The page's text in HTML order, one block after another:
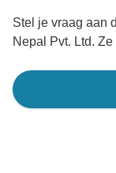
Stel je vraag aan
Nepal Pvt. Ltd.